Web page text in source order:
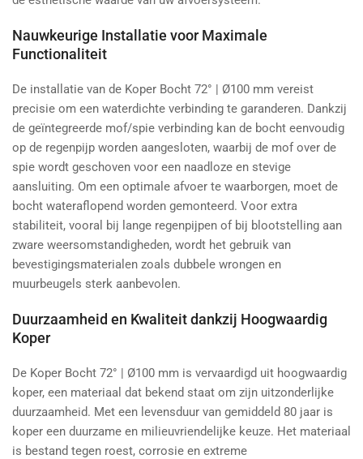
Nauwkeurige Installatie voor Maximale
Functionaliteit
De installatie van de Koper Bocht 72° | Ø100 mm vereist
precisie om een waterdichte verbinding te garanderen. Dankzij
de geïntegreerde mof/spie verbinding kan de bocht eenvoudig
op de regenpijp worden aangesloten, waarbij de mof over de
spie wordt geschoven voor een naadloze en stevige
aansluiting. Om een optimale afvoer te waarborgen, moet de
bocht wateraflopend worden gemonteerd. Voor extra
stabiliteit, vooral bij lange regenpijpen of bij blootstelling aan
zware weersomstandigheden, wordt het gebruik van
bevestigingsmaterialen zoals dubbele wrongen en
muurbeugels sterk aanbevolen.
Duurzaamheid en Kwaliteit dankzij Hoogwaardig
Koper
De Koper Bocht 72° | Ø100 mm is vervaardigd uit hoogwaardig
koper, een materiaal dat bekend staat om zijn uitzonderlijke
duurzaamheid. Met een levensduur van gemiddeld 80 jaar is
koper een duurzame en milieuvriendelijke keuze. Het materiaal
is bestand tegen roest, corrosie en extreme